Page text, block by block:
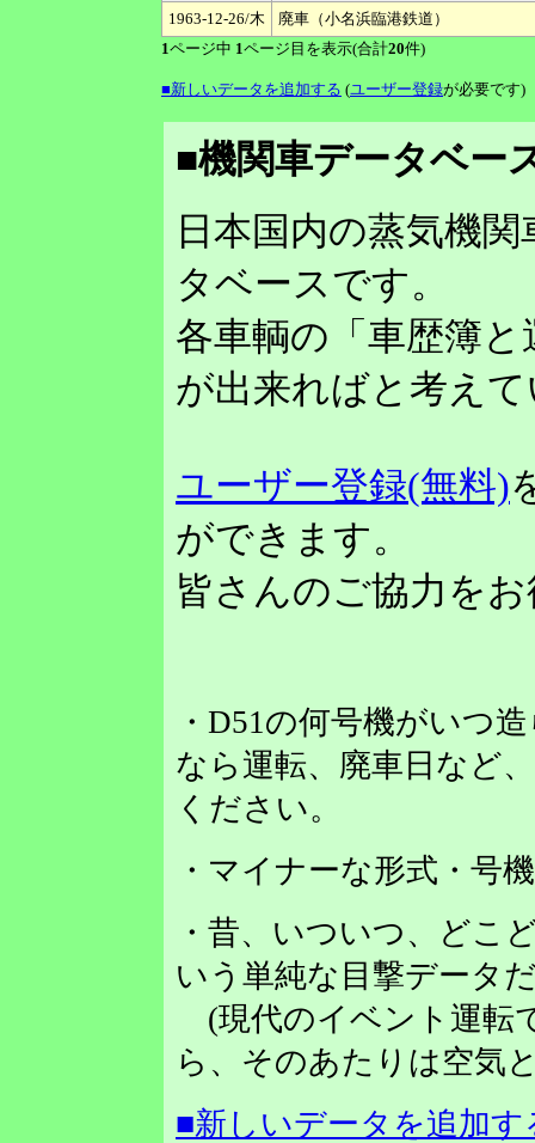
1963-12-26/木
廃車（小名浜臨港鉄道）
1ページ中 1ページ目を表示(合計20件)
■新しいデータを追加する (ユーザー登録が必要です)
■機関車データベー
日本国内の蒸気機
タベースです。
各車輌の「車歴簿
が出来ればと考え
ユーザー登録(無料)
ができます。
皆さんのご協力を
・D51の何号機がいつ
なら運転、廃車日など
ください。
・マイナーな形式・号
・昔、いついつ、どこ
いう単純な目撃データ
(現代のイベント運転
ら、そのあたりは空気
■新しいデータを追加す